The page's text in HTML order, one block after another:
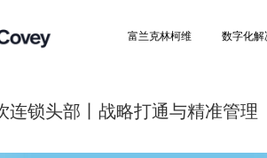
富兰克林柯维